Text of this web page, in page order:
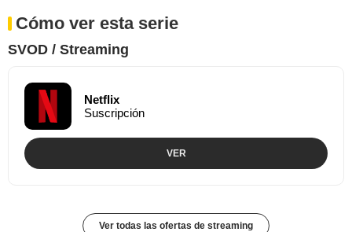
Cómo ver esta serie
SVOD / Streaming
Netflix
Suscripción
VER
Ver todas las ofertas de streaming